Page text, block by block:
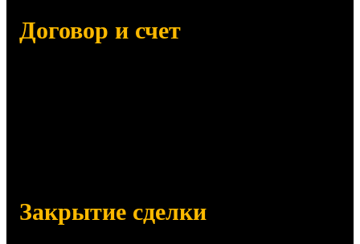
Договор и счет
Закрытие сделки